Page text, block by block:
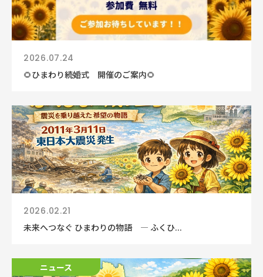
2026.07.24
🌻ひまわり続婚式 開催のご案内🌻
2026.02.21
未来へつなぐ ひまわりの物語 ― ふくひ...
ニュース